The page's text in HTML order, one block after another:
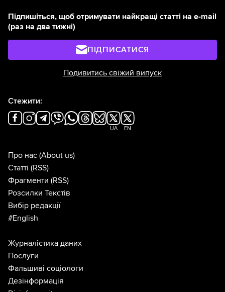
Підпишіться, щоб отримувати найкращі статті на e-mail
(раз на два тижні)
ПІДПИСАТИСЯ
Подивитись свіжий випуск
Стежити:
UA EN
Про нас (About us)
Статті (RSS)
Фрагменти (RSS)
Розсилки Текстів
Вибір редакції
#English
Журналістика даних
Послуги
Фальшиві соціологи
Дезінформація